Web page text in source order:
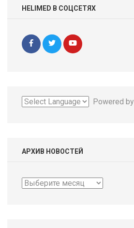
HELIMED В СОЦСЕТЯХ
Powered by
АРХИВ НОВОСТЕЙ
Архив